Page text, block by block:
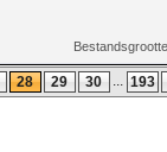
28 29 30 ... 193